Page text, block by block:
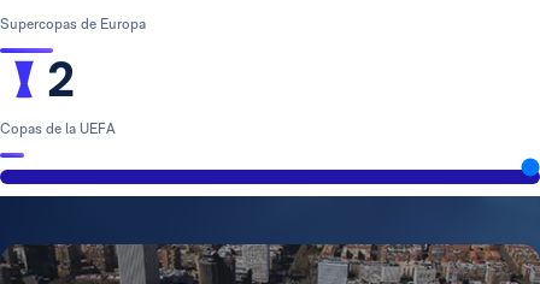
Supercopas de Europa
2
Copas de la UEFA